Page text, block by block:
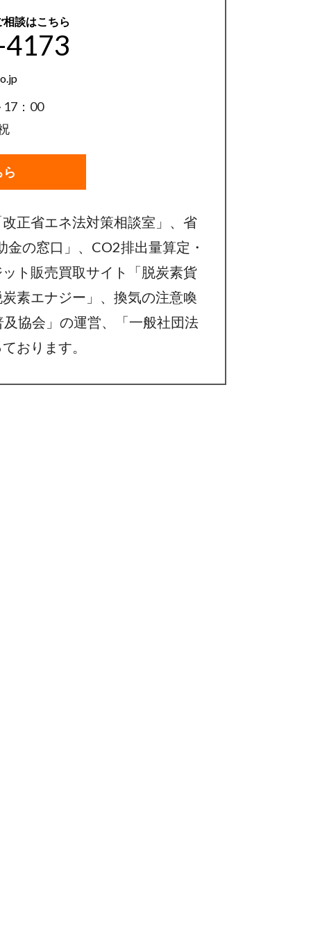
談はこちら
17：00
正省エネ法対策相談室」、省
の窓口」、CO2排出量算定・
ト販売買取サイト「脱炭素貨
素エナジー」、換気の注意喚
協会」の運営、「一般社団法
ております。